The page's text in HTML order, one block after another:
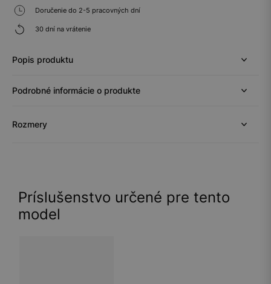
Doručenie do 2-5 pracovných dní
30 dní na vrátenie
Popis produktu
Podrobné informácie o produkte
Rozmery
Príslušenstvo určené pre tento
model